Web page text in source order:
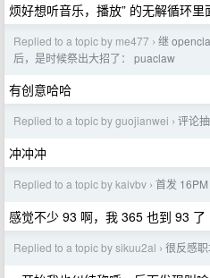
烦好想听音乐，播放” 的无解循环里
Replied to a topic by me477 › 继
后，是时候祭出大招了： puaclaw
有创意哈哈
Replied to a topic by guojianwei › 评论
冲冲冲
Replied to a topic by kaivbv › 首发
感觉不少 93 啊，我 365 也到 93 了
Replied to a topic by sikuu2al › 很反感